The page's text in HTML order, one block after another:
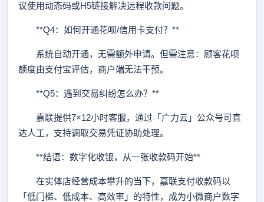
议使用动态码或H5链接解决远程收款问题。
**Q4：如何开通花呗/信用卡支付？**
系统自动开通，无需额外申请。但需注意：顾客花呗
额度由支付宝评估，商户端无法干预。
**Q5：遇到交易纠纷怎么办？**
嘉联提供7×12小时客服，通过「广力云」公众号可直
达人工，支持调取交易凭证协助处理。
**结语：数字化收银，从一张收款码开始**
在实体店经营成本攀升的当下，嘉联支付收款码以
「低门槛、低成本、高效率」的特性，成为小微商户数字